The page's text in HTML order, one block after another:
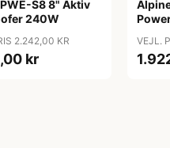
S8 8" Aktiv
240W
2.242,00 KR
kr
VEJL.